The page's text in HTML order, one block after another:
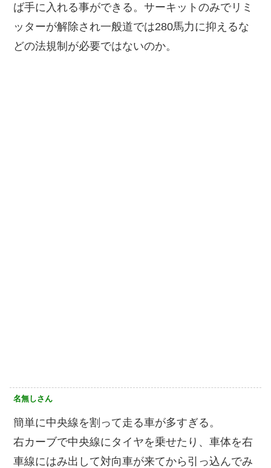
ば手に入れる事ができる。サーキットのみでリミ
ッターが解除され一般道では280馬力に抑えるな
どの法規制が必要ではないのか。
名無しさん
簡単に中央線を割って走る車が多すぎる。
右カーブで中央線にタイヤを乗せたり、車体を右
車線にはみ出して対向車が来てから引っ込んでみ